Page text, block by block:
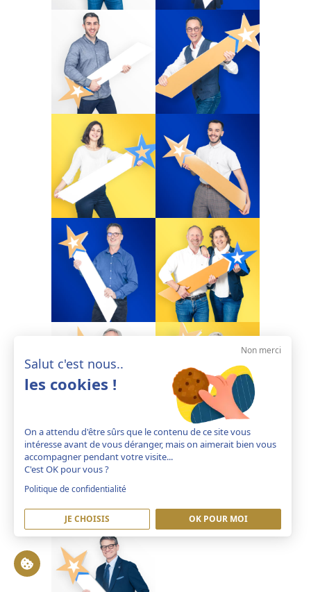
Non merci
Salut c'est nous..
les cookies !
On a attendu d'être sûrs que le contenu de ce site vous
intéresse avant de vous déranger, mais on aimerait bien vous
accompagner pendant votre visite...
C'est OK pour vous ?
Politique de confidentialité
JE CHOISIS OK POUR MOI